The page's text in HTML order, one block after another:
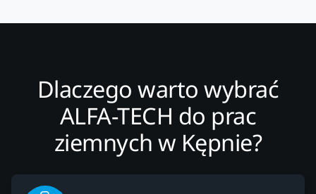
Dlaczego warto wybrać
ALFA-TECH do prac
ziemnych w Kępnie?